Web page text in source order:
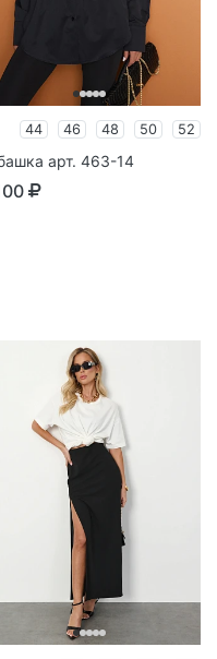
44 46 48 50 52
арт. 463-14